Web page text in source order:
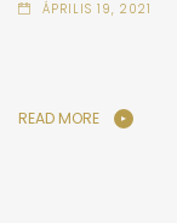
ÁPRILIS 19, 2021
READ MORE